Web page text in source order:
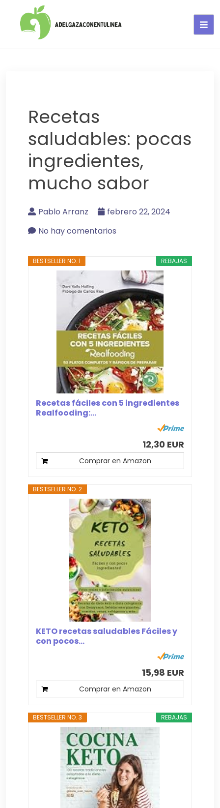
Recetas
saludables: pocas
ingredientes,
mucho sabor
Pablo Arranz
febrero 22, 2024
No hay comentarios
REBAJAS
BESTSELLER NO. 1
Recetas fáciles con 5 ingredientes
Realfooding:...
12,30 EUR
Comprar en Amazon
BESTSELLER NO. 2
KETO recetas saludables Fáciles y
con pocos...
15,98 EUR
Comprar en Amazon
REBAJAS
BESTSELLER NO. 3